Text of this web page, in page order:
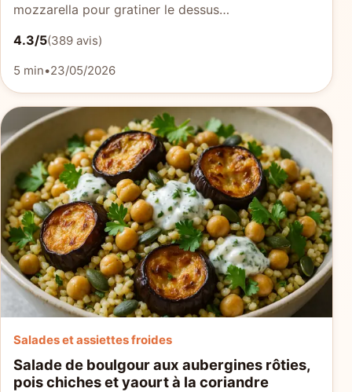
mozzarella pour gratiner le dessus…
4.3/5(389 avis)
5 min•23/05/2026
Salades et assiettes froides
Salade de boulgour aux aubergines rôties,
pois chiches et yaourt à la coriandre